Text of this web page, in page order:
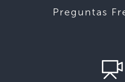
Preguntas